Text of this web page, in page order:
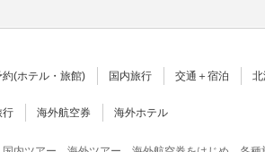
約(ホテル・旅館) 国内旅行 交通＋宿泊
行 海外航空券 海外ホテル